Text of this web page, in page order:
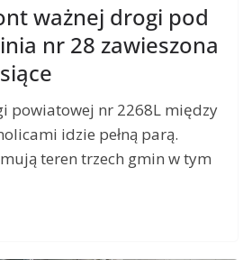
ważnej drogi pod
nr 28 zawieszona
powiatowej nr 2268L między
idzie pełną parą.
teren trzech gmin w tym